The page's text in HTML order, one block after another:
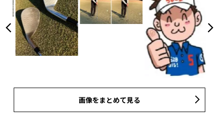
画像をまとめて見る